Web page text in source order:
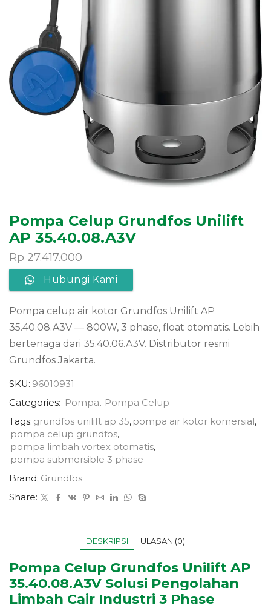
Pompa Celup Grundfos Unilift
AP 35.40.08.A3V
Rp 27.417.000
Hubungi Kami
Pompa celup air kotor Grundfos Unilift AP
35.40.08.A3V — 800W, 3 phase, float otomatis. Lebih
bertenaga dari 35.40.06.A3V. Distributor resmi
Grundfos Jakarta.
SKU: 96010931
Categories: Pompa, Pompa Celup
Tags: grundfos unilift ap 35,pompa air kotor komersial,
pompa celup grundfos,
pompa limbah vortex otomatis,
pompa submersible 3 phase
Brand: Grundfos
Share:
DESKRIPSI ULASAN (0)
Pompa Celup Grundfos Unilift AP
35.40.08.A3V Solusi Pengolahan
Limbah Cair Industri 3 Phase